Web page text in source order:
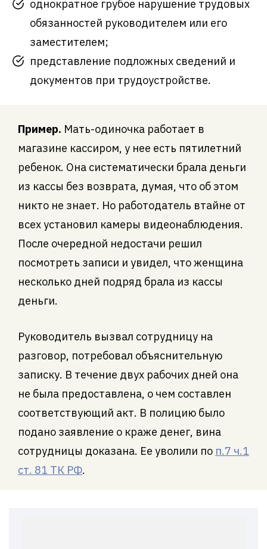
однократное грубое нарушение трудовых
обязанностей руководителем или его
заместителем;
представление подложных сведений и
документов при трудоустройстве.
Пример. Мать-одиночка работает в
магазине кассиром, у нее есть пятилетний
ребенок. Она систематически брала деньги
из кассы без возврата, думая, что об этом
никто не знает. Но работодатель втайне от
всех установил камеры видеонаблюдения.
После очередной недостачи решил
посмотреть записи и увидел, что женщина
несколько дней подряд брала из кассы
деньги.
Руководитель вызвал сотрудницу на
разговор, потребовал объяснительную
записку. В течение двух рабочих дней она
не была предоставлена, о чем составлен
соответствующий акт. В полицию было
подано заявление о краже денег, вина
сотрудницы доказана. Ее уволили по п.7 ч.1
ст. 81 ТК РФ.